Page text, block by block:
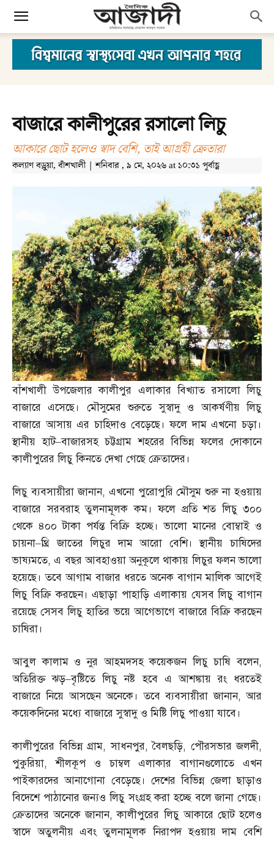
বাজারে কালীপুরের রসালো লিচু
আকারে ছোট হলেও স্বাদ বেশি, তাই আগ্রহী ক্রেতারা
কল্যাণ বড়ুয়া, বাঁশখালী | শনিবার , ৯ মে, ২০২৬ at ১০:৩১ পূর্বাহ্ণ
বাঁশখালী উপজেলার কালীপুর এলাকার বিখ্যাত রসালো লিচু
বাজারে এসেছে। মৌসুমের শুরুতে সুস্বাদু ও আকর্ষণীয় লিচু
বাজারে আসায় এর চাহিদাও বেড়েছে। ফলে দাম এখনো চড়া।
স্থানীয় হাট–বাজারসহ চট্টগ্রাম শহরের বিভিন্ন ফলের দোকানে
কালীপুরের লিচু কিনতে দেখা গেছে ক্রেতাদের।
লিচু ব্যবসায়ীরা জানান, এখনো পুরোপুরি মৌসুম শুরু না হওয়ায়
বাজারে সরবরাহ তুলনামূলক কম। ফলে প্রতি শত লিচু ৩০০
থেকে ৪০০ টাকা পর্যন্ত বিক্রি হচ্ছে। ভালো মানের বোম্বাই ও
চায়না–থ্রি জাতের লিচুর দাম আরো বেশি। স্থানীয় চাষিদের
ভাষ্যমতে,এ বছর আবহাওয়া অনুকূলে থাকায় লিচুর ফলন ভালো
হয়েছে। তবে আগাম বাজার ধরতে অনেক বাগান মালিক আগেই
লিচু বিক্রি করছেন। এছাড়া পাহাড়ি এলাকায় যেসব লিচু বাগান
রয়েছে সেসব লিচু হাতির ভয়ে আগেভাগে বাজারে বিক্রি করছেন
চাষিরা।
আবুল কালাম ও নুর আহমদসহ কয়েকজন লিচু চাষি বলেন,
অতিরিক্ত ঝড়–বৃষ্টিতে লিচু নষ্ট হবে এ আশঙ্কায় রং ধরতেই
বাজারে নিয়ে আসছেন অনেকে। তবে ব্যবসায়ীরা জানান,আর
কয়েকদিনের মধ্যে বাজারে সুস্বাদু ও মিষ্টি লিচু পাওয়া যাবে।
কালীপুরের বিভিন্ন গ্রাম,সাধনপুর,বৈলছড়ি, পৌরসভার জলদী,
পুকুরিয়া,শীলকূপ ও চাম্বল এলাকার বাগানগুলোতে এখন
পাইকারদের আনাগোনা বেড়েছে। দেশের বিভিন্ন জেলা ছাড়াও
বিদেশে পাঠানোর জন্যও লিচু সংগ্রহ করা হচ্ছে বলে জানা গেছে।
ক্রেতাদের অনেকে জানান,কালীপুরের লিচু আকারে ছোট হলেও
স্বাদে অতুলনীয় এবং তুলনামূলক নিরাপদ হওয়ায় দাম বেশি